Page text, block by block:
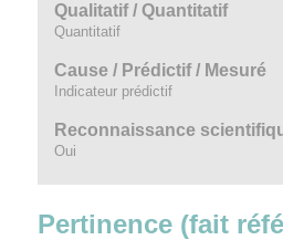
Qualitatif / Quantitatif
Quantitatif
Cause / Prédictif / Mesuré
Indicateur prédictif
Reconnaissance
Oui
Pertinence (fait